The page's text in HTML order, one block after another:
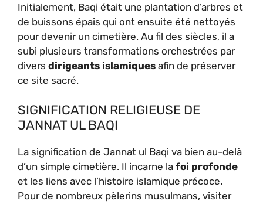
Initialement, Baqi était une plantation d’arbres et
de buissons épais qui ont ensuite été nettoyés
pour devenir un cimetière. Au fil des siècles, il a
subi plusieurs transformations orchestrées par
divers dirigeants islamiques afin de préserver
ce site sacré.
SIGNIFICATION RELIGIEUSE DE
JANNAT UL BAQI
La signification de Jannat ul Baqi va bien au-delà
d’un simple cimetière. Il incarne la foi profonde
et les liens avec l’histoire islamique précoce.
Pour de nombreux pèlerins musulmans, visiter